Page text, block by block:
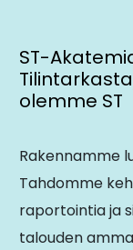
ST-
olemme ST
Rakennamme
Tahdomme
raportointia ja
talouden